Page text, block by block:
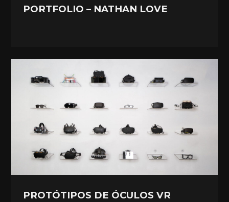
PORTFOLIO – NATHAN LOVE
PROTÓTIPOS DE ÓCULOS VR